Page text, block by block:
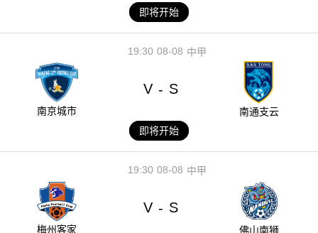
即将开始
08-08
19:30 中甲
南京城市
V - S
南通支云
即将开始
08-08
19:30 中甲
梅州客家
V - S
佛山南狮